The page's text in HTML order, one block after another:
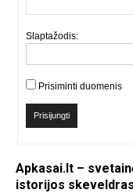
Slaptažodis:
Prisiminti duomenis
Prisijungti
Apkasai.lt –
istorijos